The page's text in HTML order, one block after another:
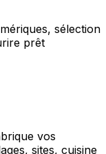
sélection
prêt
vos
sites, cuisine